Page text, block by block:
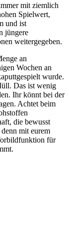
mit ziemlich
Spielwert,
und ist
jüngere
weitergegeben.
an
Wochen an
wurde.
Das ist wenig
Ihr könnt bei der
Achtet beim
die bewusst
mit eurem
für